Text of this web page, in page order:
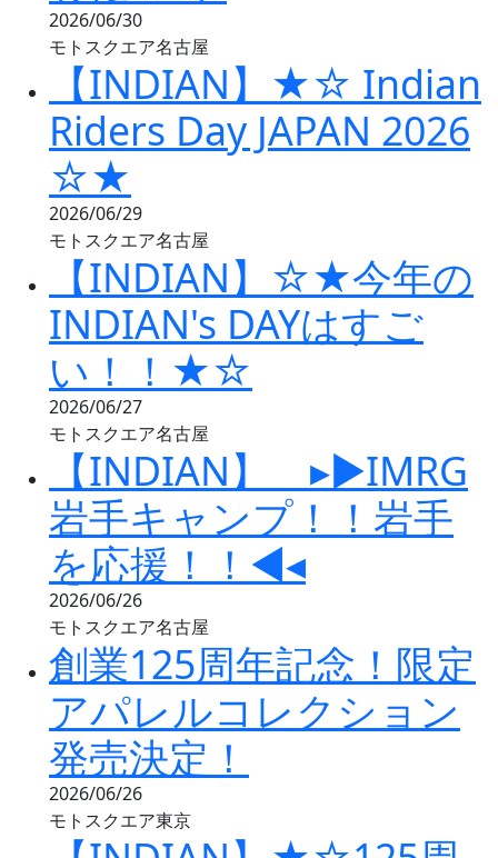
2026/06/30
モトスクエア名古屋
【INDIAN】★☆ Indian
Riders Day JAPAN 2026
☆★
2026/06/29
モトスクエア名古屋
【INDIAN】☆★今年の
INDIAN's DAYはすご
い！！★☆
2026/06/27
モトスクエア名古屋
【INDIAN】 ▸▶IMRG
岩手キャンプ！！岩手
を応援！！◀◂
2026/06/26
モトスクエア名古屋
創業125周年記念！限定
アパレルコレクション
発売決定！
2026/06/26
モトスクエア東京